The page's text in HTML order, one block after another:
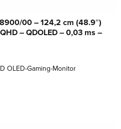
00 – 124,2 cm (48.9″)
– QDOLED – 0,03 ms –
OLED-Gaming-Monitor